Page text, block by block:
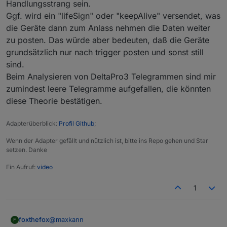
Handlungsstrang sein.
Ggf. wird ein "lifeSign" oder "keepAlive" versendet, was
die Geräte dann zum Anlass nehmen die Daten weiter
zu posten. Das würde aber bedeuten, daß die Geräte
grundsätzlich nur nach trigger posten und sonst still
sind.
Beim Analysieren von DeltaPro3 Telegrammen sind mir
zumindest leere Telegramme aufgefallen, die könnten
diese Theorie bestätigen.
Adapterüberblick: Profil Github;
Wenn der Adapter gefällt und nützlich ist, bitte ins Repo gehen und Star
setzen. Danke
Ein Aufruf: video
1
F foxthefox@maxkann